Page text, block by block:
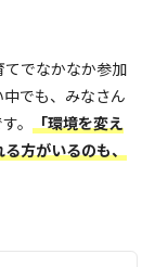
でなかなか参加
でも、みなさん
。 「環境を変え
方がいるのも、